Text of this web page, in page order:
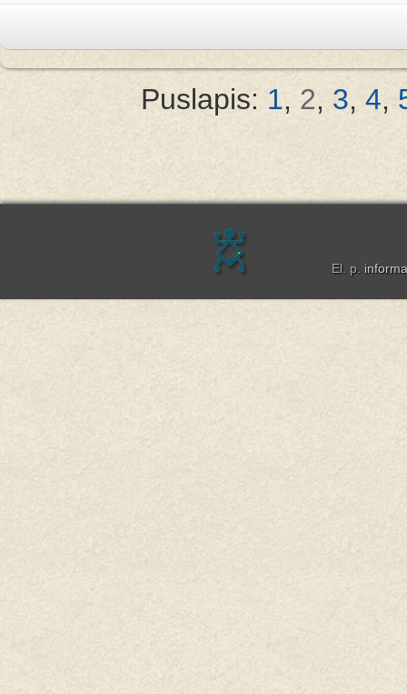
Puslapis: 1, 2, 3,4,
El. p.